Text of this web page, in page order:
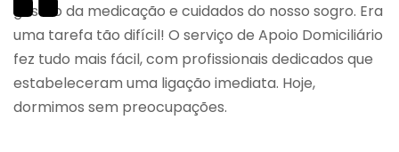
gestão da medicação e cuidados do nosso sogro. Era
uma tarefa tão difícil! O serviço de Apoio Domiciliário
fez tudo mais fácil, com profissionais dedicados que
estabeleceram uma ligação imediata. Hoje,
dormimos sem preocupações.